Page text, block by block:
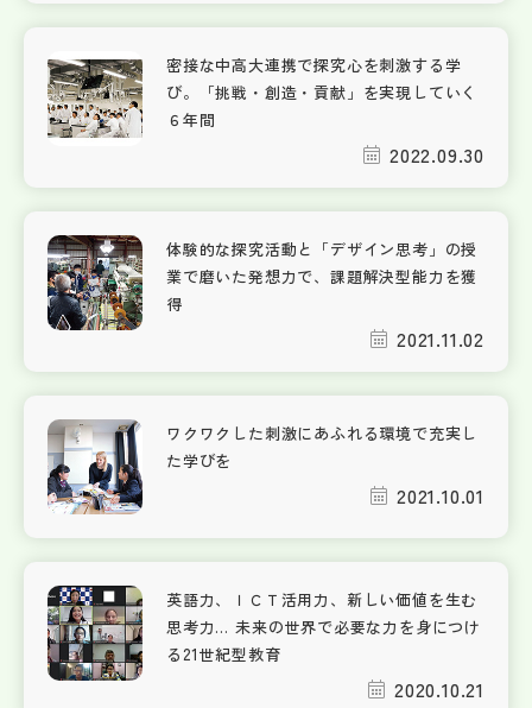
密接な中高大連携で探究心を刺激する学
び。「挑戦・創造・貢献」を実現していく
６年間
2022.09.30
体験的な探究活動と「デザイン思考」の授
業で磨いた発想力で、課題解決型能力を獲
得
2021.11.02
ワクワクした刺激にあふれる環境で充実し
た学びを
2021.10.01
英語力、ＩＣＴ活用力、新しい価値を生む
思考力… 未来の世界で必要な力を身につけ
る21世紀型教育
2020.10.21